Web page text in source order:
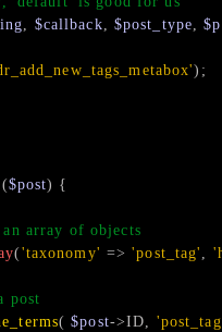
$callback $post_type ,
);
($post) {
array of objects
('taxonomy' => 'post_tag'
post
( $post->ID,